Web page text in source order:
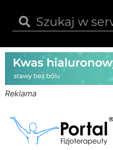
Reklama